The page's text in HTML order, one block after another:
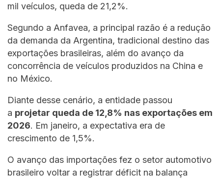
mil veículos, queda de 21,2%.
Segundo a Anfavea, a principal razão é a redução
da demanda da Argentina, tradicional destino das
exportações brasileiras, além do avanço da
concorrência de veículos produzidos na China e
no México.
Diante desse cenário, a entidade passou
a projetar queda de 12,8% nas exportações em
2026. Em janeiro, a expectativa era de
crescimento de 1,5%.
O avanço das importações fez o setor automotivo
brasileiro voltar a registrar déficit na balança